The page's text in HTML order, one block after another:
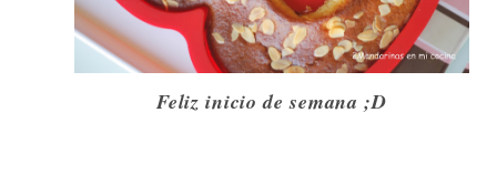
Feliz inicio de semana ;D